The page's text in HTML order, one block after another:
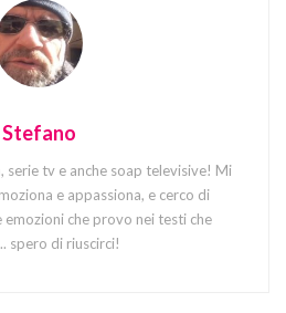
Stefano
serie tv e anche soap televisive! Mi
e appassiona, e cerco di
che provo nei testi che
spero di riuscirci!